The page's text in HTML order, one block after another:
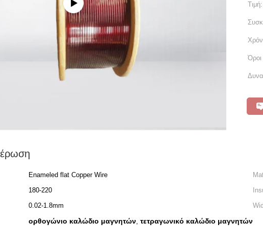
Τιμή:
Enameled flat Copper Wire
180-220
0.02-1.8mm
ορθογώνιο καλώδιο μαγνητών, τετραγωνικό καλώδιο μαγνητών